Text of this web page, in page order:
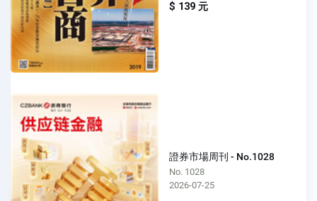
$ 139 元
證券市場周刊 - No.1028
No. 1028
2026-07-25